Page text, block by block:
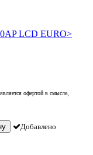
LCD EURO>
офертой в смысле,
Добавлено